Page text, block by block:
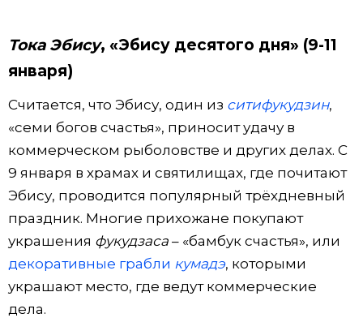
Тока Эбису, «Эбису десятого дня» (9-11
января)
Считается, что Эбису, один из cитифукудзин,
«семи богов счастья», приносит удачу в
коммерческом рыболовстве и других делах. С
9 января в храмах и святилищах, где почитают
Эбису, проводится популярный трёхдневный
праздник. Многие прихожане покупают
украшения фукудзаса– «бамбук счастья», или
декоративные грабли кумадэ, которыми
украшают место, где ведут коммерческие
дела.